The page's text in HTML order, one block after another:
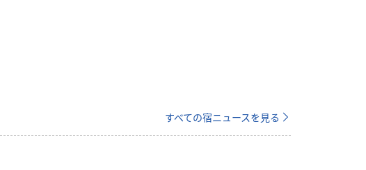
すべての宿ニュースを見る